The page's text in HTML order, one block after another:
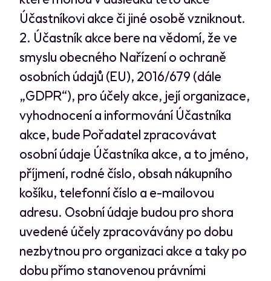
Účastníkovi akce či jiné osobě vzniknout.
Účastník akce bere na vědomí, že ve
smyslu obecného Nařízení o ochraně
osobních údajů (EU), 2016/679 (dále
„GDPR“), pro účely akce, její organizace,
vyhodnocení a informování Účastníka
akce, bude Pořadatel zpracovávat
osobní údaje Účastníka akce, a to jméno,
příjmení, rodné číslo, obsah nákupního
košíku, telefonní číslo a e-mailovou
adresu. Osobní údaje budou pro shora
uvedené účely zpracovávány po dobu
nezbytnou pro organizaci akce a taky po
dobu přímo stanovenou právními